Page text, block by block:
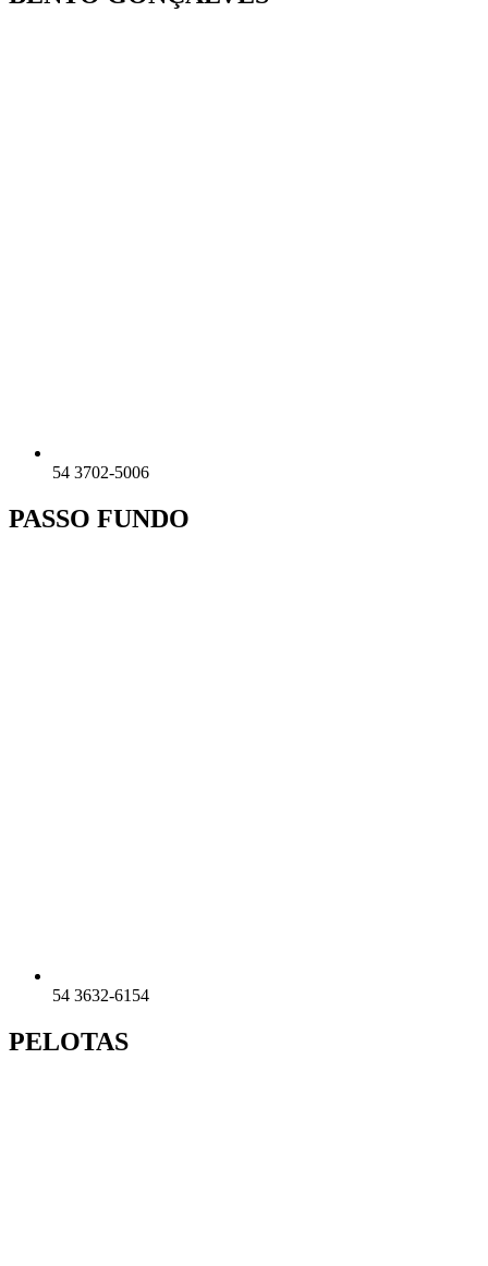
54 3702-5006
PASSO FUNDO
54 3632-6154
PELOTAS